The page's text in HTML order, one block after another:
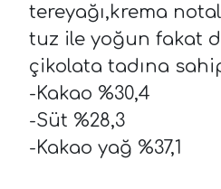
tereyağı,krema
tuz ile yoğun fakat
çikolata tadına
-Kakao %30,4
-Süt %28,3
-Kakao yağ %37,1